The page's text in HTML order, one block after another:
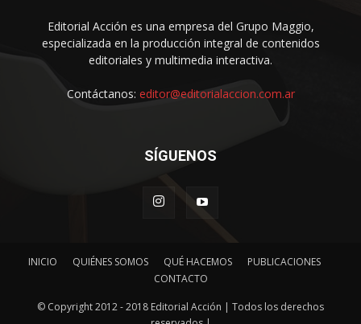
Editorial Acción es una empresa del Grupo Maggio,
especializada en la producción integral de contenidos
editoriales y multimedia interactiva.
Contáctanos: editor@editorialaccion.com.ar
SÍGUENOS
INICIO QUIÉNES SOMOS QUÉ HACEMOS
PUBLICACIONES
CONTACTO
© Copyright 2012 - 2018 Editorial Acción | Todos los derechos